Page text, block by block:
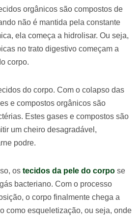
orgânicos são compostos de
não é mantida pela constante
ela começa a hidrolisar. Ou seja,
no trato digestivo começam a
corpo.
do corpo. Com o colapso das
e compostos orgânicos são
Estes gases e compostos são
um cheiro desagradável,
podre.
os tecidos da pele do corpo se
bacteriano. Com o processo
o corpo finalmente chega a
como esqueletização, ou seja, onde